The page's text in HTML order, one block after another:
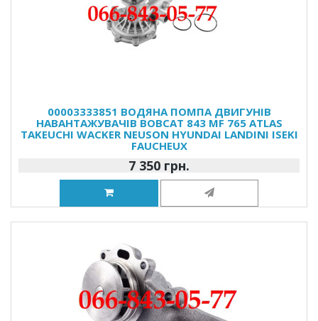
00003333851 ВОДЯНА ПОМПА ДВИГУНІВ
НАВАНТАЖУВАЧІВ BOBCAT 843 MF 765 ATLAS
TAKEUCHI WACKER NEUSON HYUNDAI LANDINI ISEKI
FAUCHEUX
7 350 грн.